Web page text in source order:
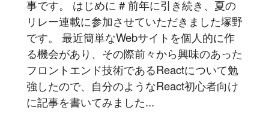
事です。 はじめに # 前年に引き続き、夏の
リレー連載に参加させていただきました塚野
です。 最近簡単なWebサイトを個人的に作
る機会があり、その際前々から興味のあった
フロントエンド技術であるReactについて勉
強したので、自分のようなReact初心者向け
に記事を書いてみました...